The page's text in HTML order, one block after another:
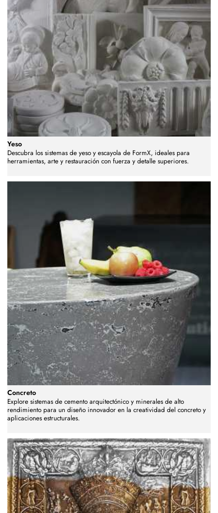
Yeso
Descubra los sistemas de yeso y escayola de FormX, ideales para
herramientas, arte y restauración con fuerza y detalle superiores.
Concreto
Explore sistemas de cemento arquitectónico y minerales de alto
rendimiento para un diseño innovador en la creatividad del concreto y
aplicaciones estructurales.